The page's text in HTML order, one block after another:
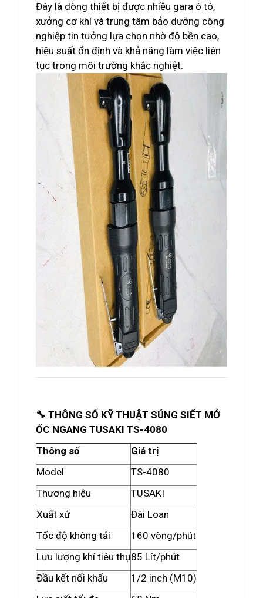
Đây là dòng thiết bị được nhiều gara ô tô,
xưởng cơ khí và trung tâm bảo dưỡng công
nghiệp tin tưởng lựa chọn nhờ độ bền cao,
hiệu suất ổn định và khả năng làm việc liên
tục trong môi trường khắc nghiệt.
🔧 THÔNG SỐ KỸ THUẬT SÚNG SIẾT MỞ
ỐC NGANG TUSAKI TS-4080
Thông số
Giá trị
Model
TS-4080
Thương hiệu
TUSAKI
Xuất xứ
Đài Loan
Tốc độ không tải
160 vòng/phút
Lưu lượng khí tiêu thụ85 Lít/phút
Đầu kết nối khẩu
1/2 inch (M10)